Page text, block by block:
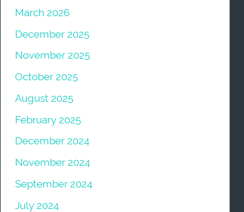
March 2026
December 2025
November 2025
October 2025
August 2025
February 2025
December 2024
November 2024
September 2024
July 2024